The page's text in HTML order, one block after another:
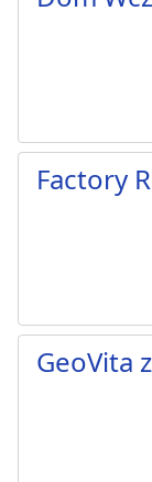
Factory
GeoVita